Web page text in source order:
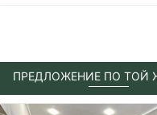
ПРЕДЛОЖЕНИЕ ПО ТОЙ